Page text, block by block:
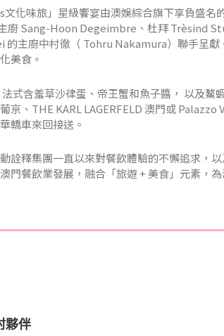
文化味旅」星級饗宴由澳娛綜合旗下享負盛
廚 Sang-Hoon Degeimbre、杜拜 Trèsind
主廚中村徹（ Tohru Nakamura）聯手呈
美食。
式含羞草沙律蛋、帝王蟹和魚子醬， 以及
京、THE KARL LAGERFELD 澳門或
轎車來回接送。
詮釋集團一直以來對餐飲體驗的不懈追求，
門餐飲業發展，融合「旅遊 + 美食」元素，
夥伴